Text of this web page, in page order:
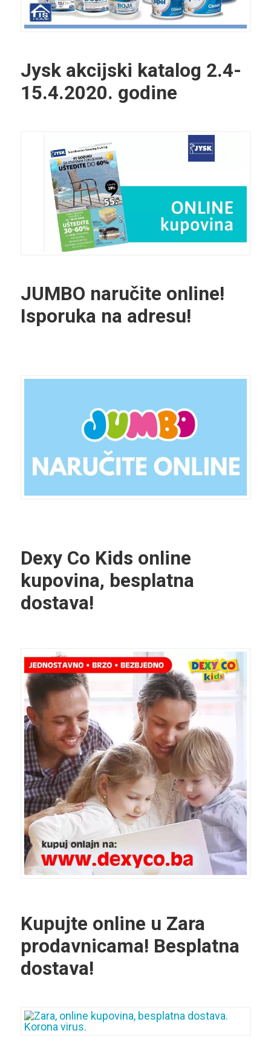
Jysk akcijski katalog 2.4-
15.4.2020. godine
JUMBO naručite online!
Isporuka na adresu!
Dexy Co Kids online
kupovina, besplatna
dostava!
Kupujte online u Zara
prodavnicama! Besplatna
dostava!